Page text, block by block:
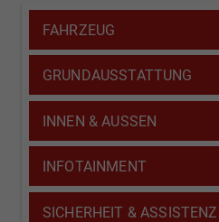
FAHRZEUG
GRUNDAUSSTATTUNG
INNEN & AUSSEN
INFOTAINMENT
SICHERHEIT & ASSISTENZ